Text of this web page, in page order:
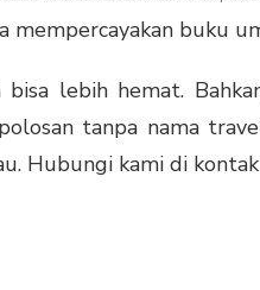
buku
lebih hemat.
tanpa nama
Hubungi kami di kontak